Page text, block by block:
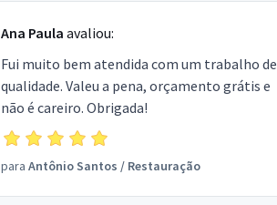
Ana Paula avaliou:
Fui muito bem atendida com um trabalho de
qualidade. Valeu a pena, orçamento grátis e
não é careiro. Obrigada!
para Antônio Santos / Restauração